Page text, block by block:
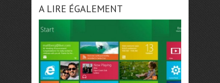
A LIRE ÉGALEMENT